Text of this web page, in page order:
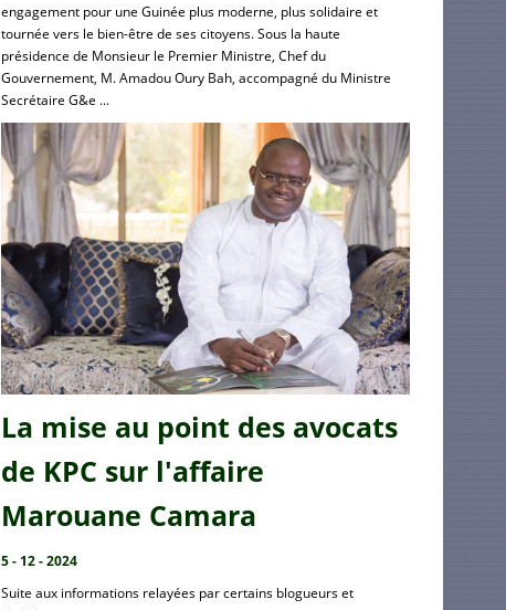
engagement pour une Guinée plus moderne, plus solidaire et
tournée vers le bien-être de ses citoyens. Sous la haute
présidence de Monsieur le Premier Ministre, Chef du
Gouvernement, M. Amadou Oury Bah, accompagné du Ministre
Secrétaire G&e ...
La mise au point des avocats
de KPC sur l'affaire
Marouane Camara
5 - 12 - 2024
Suite aux informations relayées par certains blogueurs et